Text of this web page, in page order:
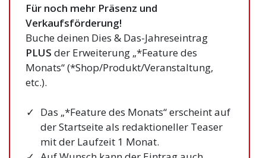
Für noch mehr Präsenz und
Verkaufsförderung!
Buche deinen Dies & Das-Jahreseintrag
PLUS der Erweiterung „*Feature des
Monats“ (*Shop/Produkt/Veranstaltung,
etc.).
Das „*Feature des Monats“ erscheint auf
der Startseite als redaktioneller Teaser
mit der Laufzeit 1 Monat.